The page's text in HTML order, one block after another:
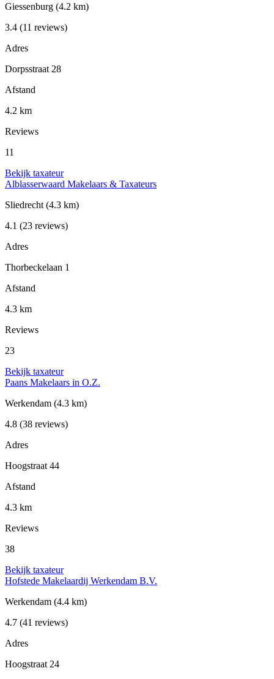
Giessenburg (4.2 km)
3.4 (11 reviews)
Adres
Dorpsstraat 28
Afstand
4.2 km
Reviews
11
Bekijk taxateur
Alblasserwaard Makelaars & Taxateurs
Sliedrecht (4.3 km)
4.1 (23 reviews)
Adres
Thorbeckelaan 1
Afstand
4.3 km
Reviews
23
Bekijk taxateur
Paans Makelaars in O.Z.
Werkendam (4.3 km)
4.8 (38 reviews)
Adres
Hoogstraat 44
Afstand
4.3 km
Reviews
38
Bekijk taxateur
Hofstede Makelaardij Werkendam B.V.
Werkendam (4.4 km)
4.7 (41 reviews)
Adres
Hoogstraat 24